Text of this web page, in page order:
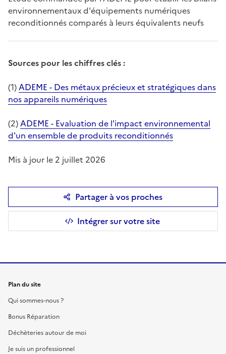
environnementaux d'équipements numériques
reconditionnés comparés à leurs équivalents neufs
Sources pour les chiffres clés :
(1)ADEME - Des métaux précieux et stratégiques dans
nos appareils numériques
(2)ADEME - Evaluation de l'impact environnemental
d'un ensemble de produits reconditionnés
Mis à jour le 2 juillet 2026
Partager à vos proches
Intégrer sur votre site
Plan du site
Qui sommes-nous ?
Bonus Réparation
Déchèteries autour de moi
Je suis un professionnel